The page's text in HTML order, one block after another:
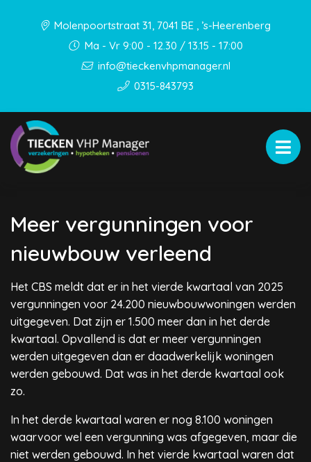
Molenpoortstraat 31, 7041 BE , ’s-Heerenberg
Ma - Vr 9:00 - 12.30 / 13.15 - 17:00
info@tieckenvhpmanager.nl
0315-843793
Meer vergunningen voor
nieuwbouw verleend
Het CBS meldt dat er in het vierde kwartaal van 2025
vergunningen voor 24.200 nieuwbouwwoningen werden
uitgegeven. Dat zijn er 1.500 meer dan in het derde
kwartaal. Opvallend is dat er meer vergunningen
werden uitgegeven dan er daadwerkelijk woningen
werden gebouwd. Dat was in het derde kwartaal ook
zo.
In het derde kwartaal waren er nog 8.100 woningen
waarvoor wel een vergunning was afgegeven, maar die
niet werden gebouwd. In het vierde kwartaal waren dat